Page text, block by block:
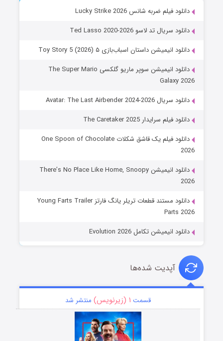
دانلود فیلم ضربه شانس Lucky Strike 2026
دانلود سریال تد لاسو Ted Lasso 2020-2026
دانلود انیمیشن داستان اسباب‌بازی ۵ Toy Story 5 (2026)
دانلود انیمیشن سوپر ماریو گلکسی The Super Mario
Galaxy 2026
دانلود سریال Avatar: The Last Airbender 2024-2026
دانلود فیلم سرایدار The Caretaker 2025
دانلود فیلم یک قاشق شکلات One Spoon of Chocolate
2026
دانلود انیمیشن There’s No Place Like Home, Snoopy
2026
دانلود مستند قطعات تریلر یانگ فارتز Young Farts Trailer
Parts 2026
دانلود انیمیشن تکامل Evolution 2026
آپدیت شده‌ها
قسمت ۱ (زیرنویس) منتشر شد